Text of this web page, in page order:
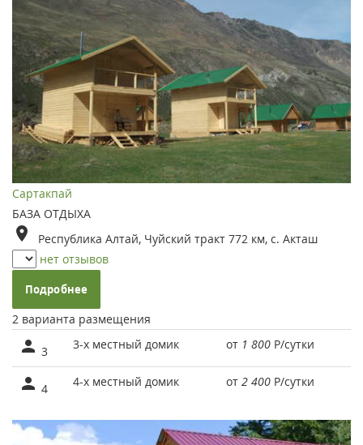
Сартакпай
БАЗА ОТДЫХА
Республика Алтай, Чуйский тракт 772 км, с. Акташ
нет отзывов
Подробнее
2 варианта размещения
3 3-х местный домик от 1 800 Р/сутки
4 4-х местный домик от 2 400 Р/сутки